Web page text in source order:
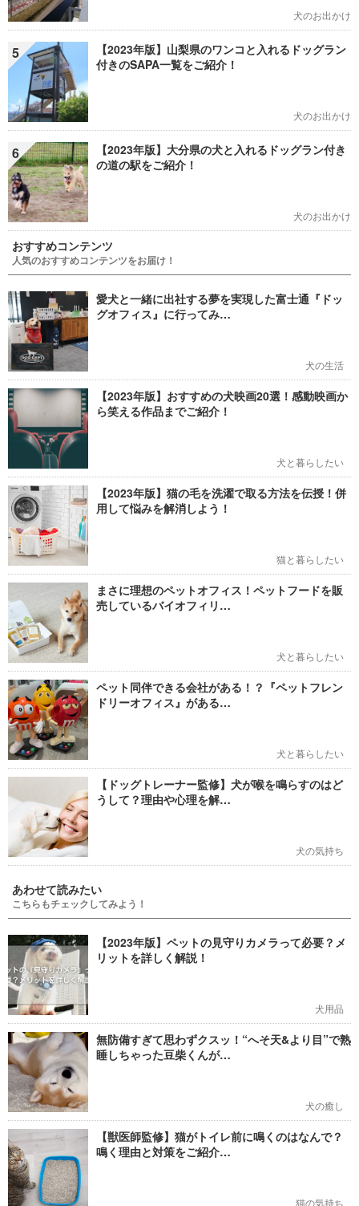
犬のお出かけ
5
【2023年版】山梨県のワンコと入れるドッグラン
付きのSAPA一覧をご紹介！
犬のお出かけ
6
【2023年版】大分県の犬と入れるドッグラン付き
の道の駅をご紹介！
犬のお出かけ
おすすめコンテンツ
人気のおすすめコンテンツをお届け！
愛犬と一緒に出社する夢を実現した富士通『ドッ
グオフィス』に行ってみ…
犬の生活
【2023年版】おすすめの犬映画20選！感動映画か
ら笑える作品までご紹介！
犬と暮らしたい
【2023年版】猫の毛を洗濯で取る方法を伝授！併
用して悩みを解消しよう！
猫と暮らしたい
まさに理想のペットオフィス！ペットフードを販
売しているバイオフィリ…
犬と暮らしたい
ペット同伴できる会社がある！？『ペットフレン
ドリーオフィス』がある…
犬と暮らしたい
【ドッグトレーナー監修】犬が喉を鳴らすのはど
うして？理由や心理を解…
犬の気持ち
あわせて読みたい
こちらもチェックしてみよう！
【2023年版】ペットの見守りカメラって必要？メ
リットを詳しく解説！
犬用品
無防備すぎて思わずクスッ！“へそ天&より目”で熟
睡しちゃった豆柴くんが…
犬の癒し
【獣医師監修】猫がトイレ前に鳴くのはなんで？
鳴く理由と対策をご紹介…
猫の気持ち